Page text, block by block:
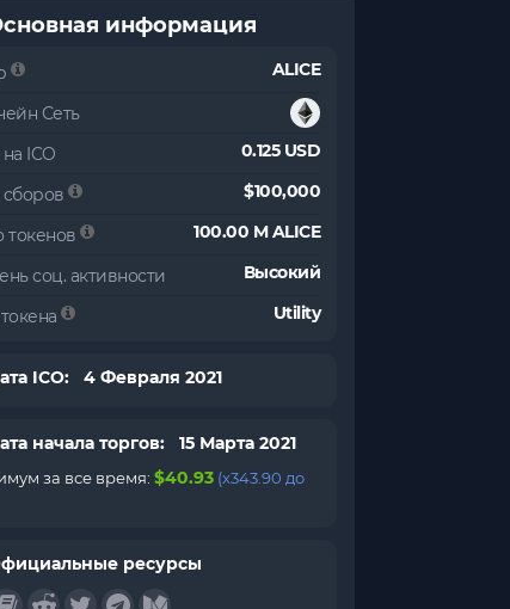
информация
ALICE
Сеть
ICO
0.125 USD
сборов $100,000
токенов 100.00 M ALICE
соц. активности Высокий
Utility
ICO: 4 Февраля 2021
начала торгов: 15 Марта 2021
за все время:$40.93 (x343.90 до
ресурсы